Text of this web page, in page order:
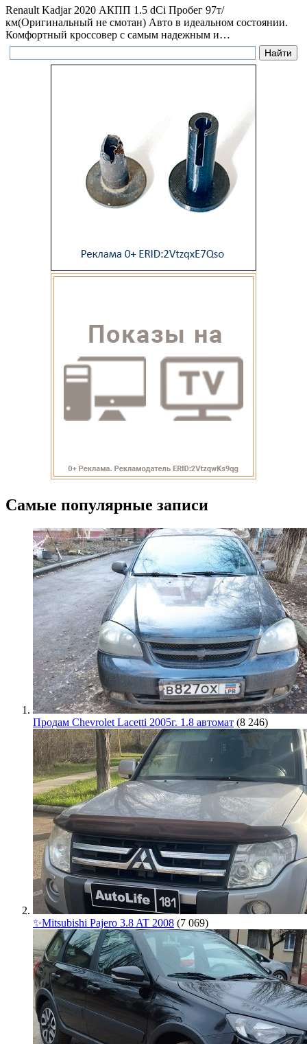
Renault Kadjar 2020 АКПП 1.5 dCi Пробег 97т/
км(Оригинальный не смотан) Авто в идеальном состоянии.
Комфортный кроссовер с самым надежным и…
Самые популярные записи
Продам Chevrolet Lacetti 2005г. 1.8 автомат (8 246)
✨Mitsubishi Pajero 3.8 AT 2008 (7 069)